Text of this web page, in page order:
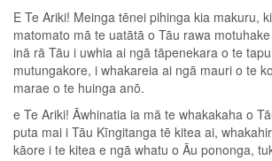
E Te Ariki! Meinga tēnei pihinga kia makuru,
matomato mā te uatātā o Tāu rawa
inā rā Tāu i uwhia ai ngā tāpenekara o te
mutungakore, i whakareia ai ngā mauri o te
marae o te huinga anō.
e Te Ariki! Āwhinatia ia mā te whakakaha o
puta mai i Tāu Kīngitanga tē kitea ai,
kāore i te kitea e ngā whatu o Āu pononga,